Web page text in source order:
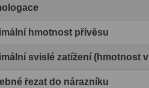
hmotnost přívěsu
svislé zatížení (hmotnost
řezat do nárazníku